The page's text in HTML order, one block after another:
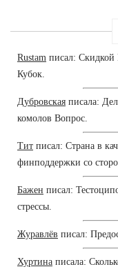
Rustam писал: Скидкой
Кубок.
Дубровская писала:
комолов Вопрос.
Тит писал: Страна в
финподдержки со
Бажен писал:
стрессы.
Журавлёв писал:
Хуртина писала: